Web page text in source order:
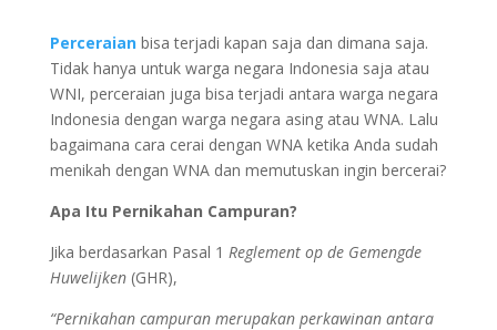
Perceraianbisa terjadi kapan saja dan dimana saja.
Tidak hanya untuk warga negara Indonesia saja atau
WNI, perceraian juga bisa terjadi antara warga negara
Indonesia dengan warga negara asing atau WNA. Lalu
bagaimana cara cerai dengan WNA ketika Anda sudah
menikah dengan WNA dan memutuskan ingin bercerai?
Apa Itu Pernikahan Campuran?
Jika berdasarkan Pasal 1 Reglement op de Gemengde
Huwelijken (GHR),
“Pernikahan campuran merupakan perkawinan antara